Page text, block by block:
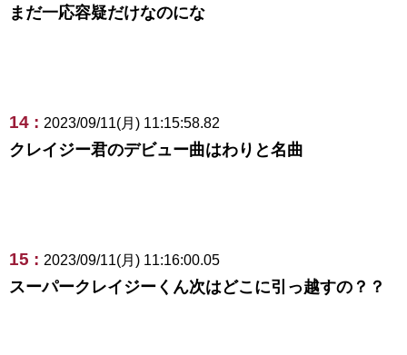
まだ一応容疑だけなのにな
14 : 2023/09/11(月) 11:15:58.82
クレイジー君のデビュー曲はわりと名曲
15 : 2023/09/11(月) 11:16:00.05
スーパークレイジーくん次はどこに引っ越すの？？